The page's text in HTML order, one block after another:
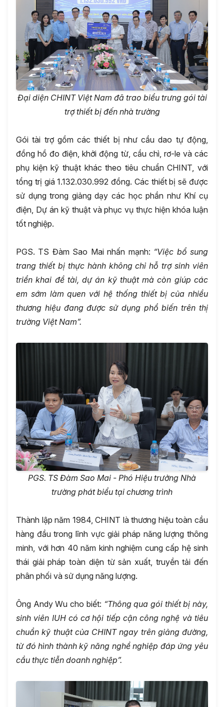
Đại diện CHINT Việt Nam đã trao biểu trưng gói tài
trợ thiết bị đến nhà trường
Gói tài trợ gồm các thiết bị như cầu dao tự động,
đồng hồ đo điện, khởi động từ, cầu chì, rơ-le và các
phụ kiện kỹ thuật khác theo tiêu chuẩn CHINT, với
tổng trị giá 1.132.030.992 đồng. Các thiết bị sẽ được
sử dụng trong giảng dạy các học phần như Khí cụ
điện, Dự án kỹ thuật và phục vụ thực hiện khóa luận
tốt nghiệp.
PGS. TS Đàm Sao Mai nhấn mạnh: “Việc bổ sung
trang thiết bị thực hành không chỉ hỗ trợ sinh viên
triển khai đề tài, dự án kỹ thuật mà còn giúp các
em sớm làm quen với hệ thống thiết bị của nhiều
thương hiệu đang được sử dụng phổ biến trên thị
trường Việt Nam”.
PGS. TS Đàm Sao Mai - Phó Hiệu trưởng Nhà
trường phát biểu tại chương trình
Thành lập năm 1984, CHINT là thương hiệu toàn cầu
hàng đầu trong lĩnh vực giải pháp năng lượng thông
minh, với hơn 40 năm kinh nghiệm cung cấp hệ sinh
thái giải pháp toàn diện từ sản xuất, truyền tải đến
phân phối và sử dụng năng lượng.
Ông Andy Wu cho biết: “Thông qua gói thiết bị này,
sinh viên IUH có cơ hội tiếp cận công nghệ và tiêu
chuẩn kỹ thuật của CHINT ngay trên giảng đường,
từ đó hình thành kỹ năng nghề nghiệp đáp ứng yêu
cầu thực tiễn doanh nghiệp”.